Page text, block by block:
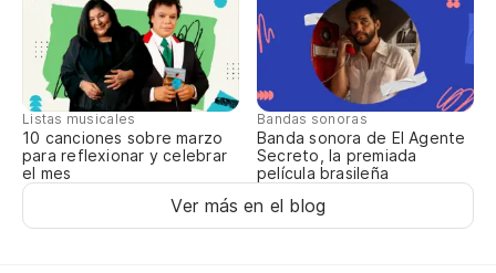
Listas musicales
10 canciones sobre marzo
para reflexionar y celebrar
el mes
Bandas sonoras
Banda sonora de El Agente
Secreto, la premiada
película brasileña
Ver más en el blog